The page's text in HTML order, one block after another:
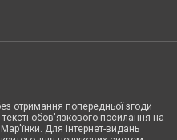
отримання попередньої згоди
обов'язкового посилання на
Для інтернет-видань